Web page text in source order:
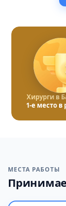
Хирурги в
1-е место в
МЕСТА РАБОТЫ